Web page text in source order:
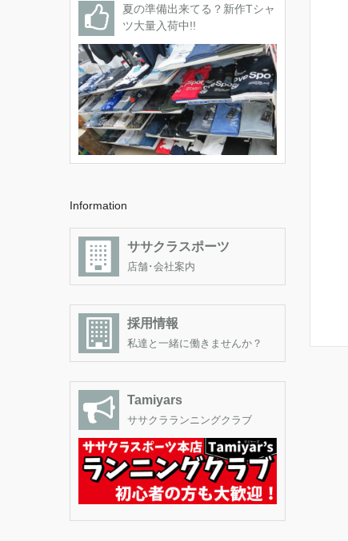
夏の準備出来てる？新作Tシャ
ツ大量入荷中!!
Information
ササクラスポーツ
店舗･会社案内
採用情報
私達と一緒に働きませんか？
Tamiyars
ササクラランニングクラブ